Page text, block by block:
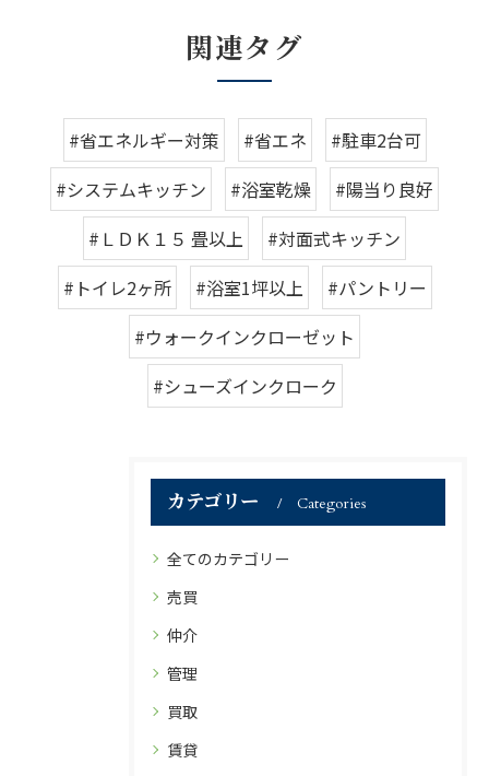
関連タグ
#省エネルギー対策 #省エネ
#駐車2台可
#システムキッチン
#浴室乾燥
#陽当り良好
#ＬＤＫ１５ 畳以上
#対面式キッチン
#トイレ2ヶ所
#浴室1坪以上
#パントリー
#ウォークインクローゼット
#シューズインクローク
カテゴリー Categories
全てのカテゴリー
売買
仲介
管理
買取
賃貸